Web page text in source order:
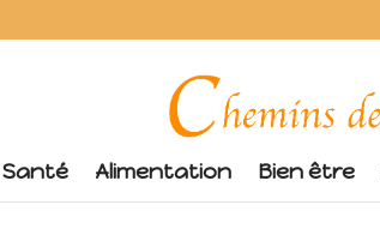
Santé Alimentation Bien être